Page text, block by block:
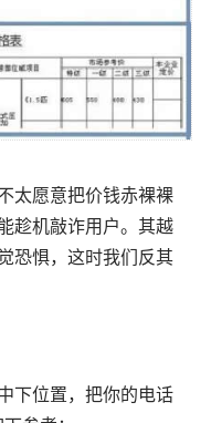
太愿意把价钱赤裸裸
趁机敲诈用户。其越
恐惧，这时我们反其
下位置，把你的电话